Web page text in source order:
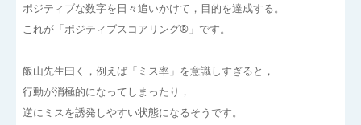
ポジティブな数字を日々追いかけて，目的を達成する。
これが「ポジティブスコアリング®」です。
飯山先生曰く，例えば「ミス率」を意識しすぎると，
行動が消極的になってしまったり，
逆にミスを誘発しやすい状態になるそうです。